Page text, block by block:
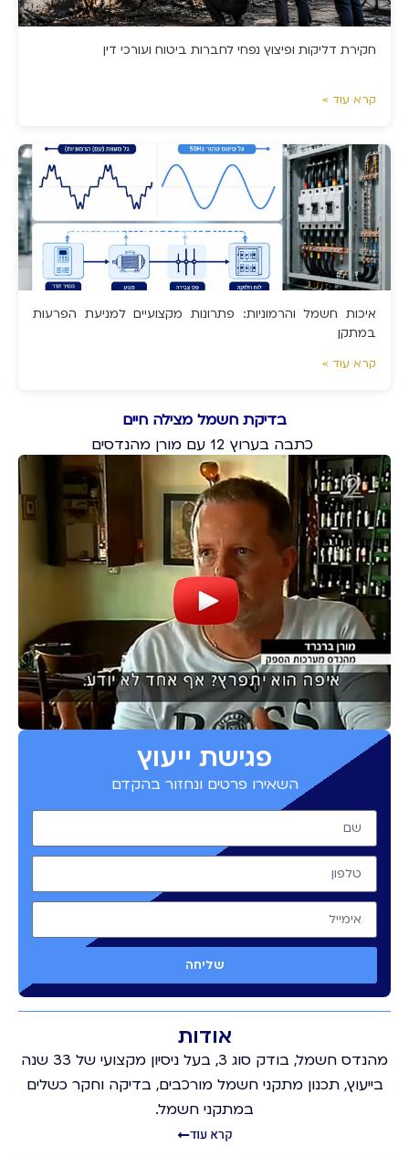
חקירת דליקות ופיצוץ נפחי לחברות ביטוח ועורכי דין
קרא עוד »
איכות חשמל והרמוניות: פתרונות מקצועיים למניעת הפרעות
במתקן
קרא עוד »
בדיקת חשמל מצילה חיים
כתבה בערוץ 12 עם מורן מהנדסים
פגישת ייעוץ
השאירו פרטים ונחזור בהקדם
שליחה
אודות
מהנדס חשמל, בודק סוג 3, בעל ניסיון מקצועי של 33 שנה
בייעוץ, תכנון מתקני חשמל מורכבים, בדיקה וחקר כשלים
במתקני חשמל.
קרא עוד